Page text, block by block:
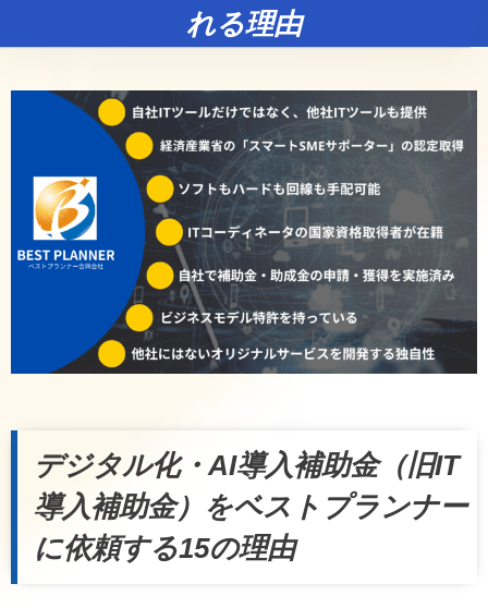
れる理由
デジタル化・AI導入補助金（旧IT
導入補助金）をベストプランナー
に依頼する15の理由